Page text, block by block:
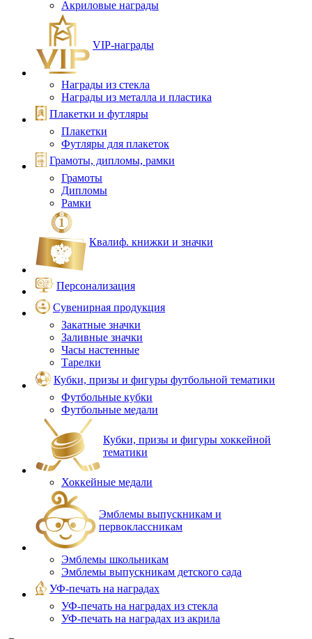
Акриловые награды
VIP‑награды
Награды из стекла
Награды из металла и пластика
Плакетки и футляры
Плакетки
Футляры для плакеток
Грамоты, дипломы, рамки
Грамоты
Дипломы
Рамки
Квалиф. книжки и значки
Персонализация
Сувенирная продукция
Закатные значки
Заливные значки
Часы настенные
Тарелки
Кубки, призы и фигуры футбольной тематики
Футбольные кубки
Футбольные медали
Кубки, призы и фигуры хоккейной
тематики
Хоккейные медали
Эмблемы выпускникам и
первоклассникам
Эмблемы школьникам
Эмблемы выпускникам детского сада
УФ-печать на наградах
УФ‑печать на наградах из стекла
УФ-печать на наградах из акрила